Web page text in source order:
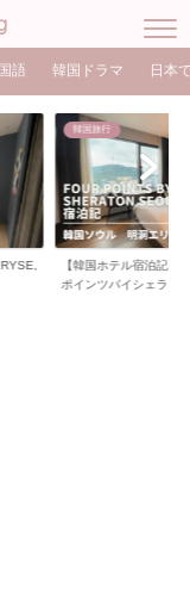
語 韓国ドラマ 日本
韓国旅行
【韓国ホテル宿泊記・
ポインツバイシェラ...